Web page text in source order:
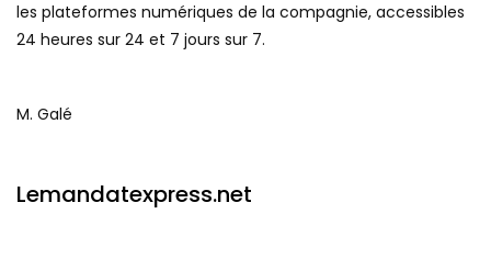
les plateformes numériques de la compagnie, accessibles
24 heures sur 24 et 7 jours sur 7.
M. Galé
Lemandatexpress.net